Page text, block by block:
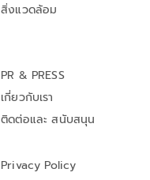
สิ่งแวดล้อม
PR & PRESS
เกี่ยวกับเรา
ติดต่อและ สนับสนุน
Privacy Policy